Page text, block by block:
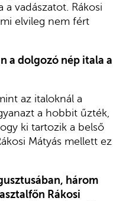
vadászatot. Rákosi
elvileg nem fért
a dolgozó nép itala a
az italoknál a
a hobbit űzték,
ki tartozik a belső
Mátyás mellett ez
három
Rákosi